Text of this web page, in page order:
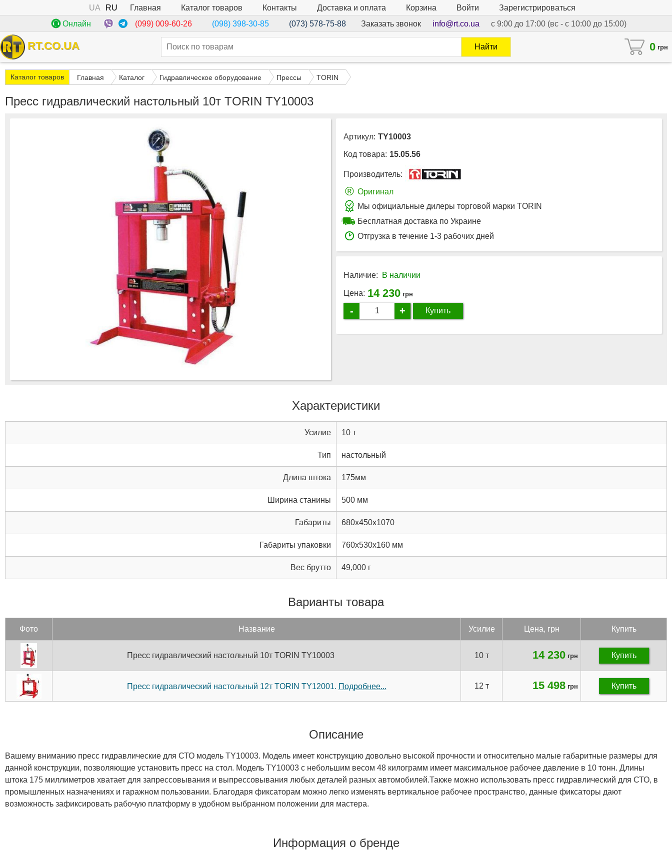
UA RU Главная Каталог товаров Контакты Доставка и оплата Корзина Войти
Зарегистрироваться
Онлайн
(099) 009-60-26 (098) 398-30-85 (073) 578-75-88 Заказать звонок info@rt.co.ua с 9:00 до 17:00 (вс - с 10:00 до 15:00)
RT.CO.UA 0 грн
Найти
Каталог товаров Главная Каталог Гидравлическое оборудование Прессы TORIN
Пресс гидравлический настольный 10т TORIN TY10003
Артикул: TY10003
Код товара: 15.05.56
Производитель:
® Оригинал
Мы официальные дилеры торговой марки TORIN
Бесплатная доставка по Украине
Отгрузка в течение 1-3 рабочих дней
Наличие: В наличии
Цена: 14 230 грн
- + Купить
Характеристики
Усилие 10 т
Тип настольный
Длина штока 175мм
Ширина станины 500 мм
Габариты 680x450x1070
Габариты упаковки 760x530x160 мм
Вес брутто 49,000 г
Варианты товара
Фото Название Уси­лие Цена, грн Купить
Пресс гидравлический настольный 10т TORIN TY10003 10 т 14 230 грн Купить
Пресс гидравлический настольный 12т TORIN TY12001. Подробнее... 12 т 15 498 грн Купить
Описание
Вашему вниманию пресс гидравлические для СТО модель TY10003. Модель имеет конструкцию довольно высокой прочности и относительно малые габаритные размеры для
данной конструкции, позволяющие установить пресс на стол. Модель TY10003 с небольшим весом 48 килограмм имеет максимальное рабочее давление в 10 тонн. Длины
штока 175 миллиметров хватает для запрессовывания и выпрессовывания любых деталей разных автомобилей.Также можно использовать пресс гидравлический для СТО, в
промышленных назначениях и гаражном пользовании. Благодаря фиксаторам можно легко изменять вертикальное рабочее пространство, данные фиксаторы дают
возможность зафиксировать рабочую платформу в удобном выбранном положении для мастера.
Информация о бренде